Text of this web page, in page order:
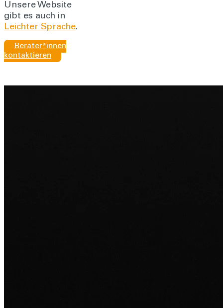
Unsere Website
gibt es auch in
Leichter Sprache.
Berater*innen
kontaktieren